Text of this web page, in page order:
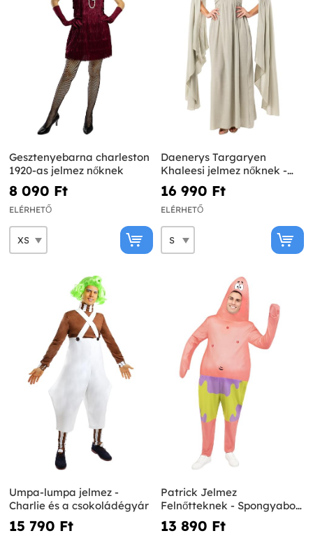
Gesztenyebarna charleston
1920-as jelmez nőknek
8 090 Ft‎
ELÉRHETŐ
Daenerys Targaryen
Khaleesi jelmez nőknek -
Trónok harca
16 990 Ft‎
ELÉRHETŐ
Umpa-lumpa jelmez -
Charlie és a csokoládégyár
15 790 Ft‎
Patrick Jelmez
Felnőtteknek - Spongyabob
Kockanadrág
13 890 Ft‎